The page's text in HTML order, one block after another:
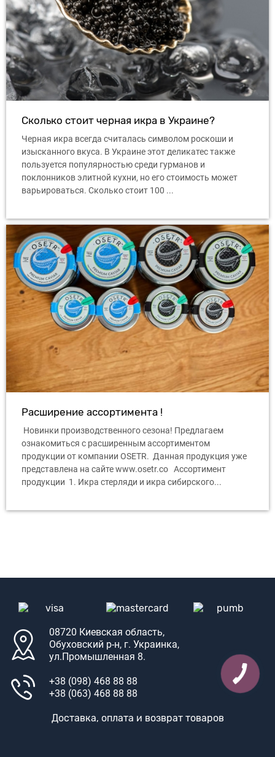
Сколько стоит черная икра в Украине?
Черная икра всегда считалась символом роскоши и
изысканного вкуса. В Украине этот деликатес также
пользуется популярностью среди гурманов и
поклонников элитной кухни, но его стоимость может
варьироваться. Сколько стоит 100 ...
Расширение ассортимента !
Новинки производственного сезона! Предлагаем
ознакомиться с расширенным ассортиментом
продукции от компании OSETR. Данная продукция уже
представлена ​​на сайте www.osetr.co Ассортимент
продукции 1. Икра стерляди и икра сибирского...
08720 Киевская область,
Обуховский р-н, г. Украинка,
ул.Промышленная 8.
+38 (098) 468 88 88
+38 (063) 468 88 88
Доставка, оплата и возврат товаров